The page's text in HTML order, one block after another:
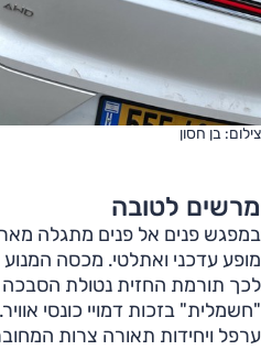
צילום: בן חסון
מרשים לטובה
מופע עדכני ואתלטי. מכסה
לכך תורמת החזית נטולת הסבכה
"חשמלית" בזכות דמויי כונסי
ערפל ויחידות תאורה צרות